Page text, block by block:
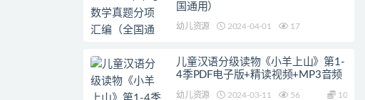
国通用）
幼儿资源 2024-04-01 17
儿童汉语分级读物《小羊上山》第1-
4季PDF电子版+精读视频+MP3音频
幼儿资源 2024-03-11 56 10